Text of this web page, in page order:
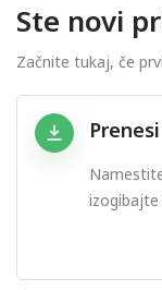
Ste novi
Začnite tukaj, če
izogibajte